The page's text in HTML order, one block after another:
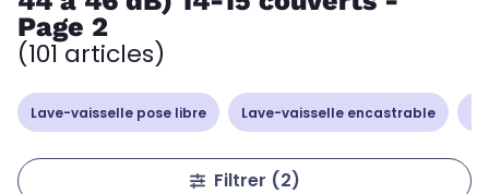
Page 2
(101 articles)
Lave-vaisselle pose libre Lave-vaisselle encastrable
Filtrer (2)